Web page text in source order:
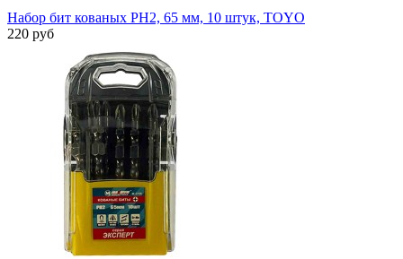
Набор бит кованых PH2, 65 мм, 10 штук, TOYO
220 руб